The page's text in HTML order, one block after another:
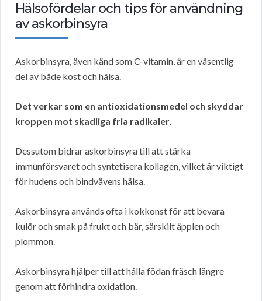
Hälsofördelar och tips för användning
av askorbinsyra
Askorbinsyra, även känd som C-vitamin, är en väsentlig
del av både kost och hälsa.
Det verkar som en antioxidationsmedel och skyddar
kroppen mot skadliga fria radikaler.
Dessutom bidrar askorbinsyra till att stärka
immunförsvaret och syntetisera kollagen, vilket är viktigt
för hudens och bindvävens hälsa.
Askorbinsyra används ofta i kokkonst för att bevara
kulör och smak på frukt och bär, särskilt äpplen och
plommon.
Askorbinsyra hjälper till att hålla födan fräsch längre
genom att förhindra oxidation.